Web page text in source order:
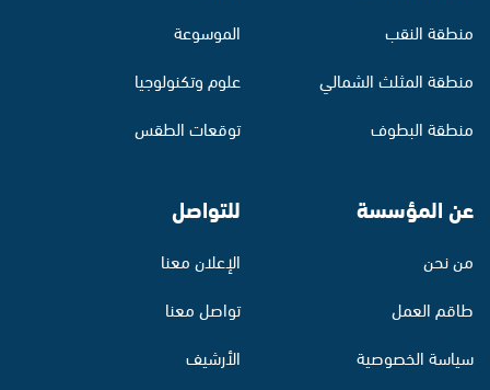
منطقة النقب
منطقة المثلث الشمالي
منطقة البطوف
الموسوعة
علوم وتكنولوجيا
توقعات الطقس
عن المؤسسة
من نحن
طاقم العمل
سياسة الخصوصية
للتواصل
الإعلان معنا
تواصل معنا
الأرشيف